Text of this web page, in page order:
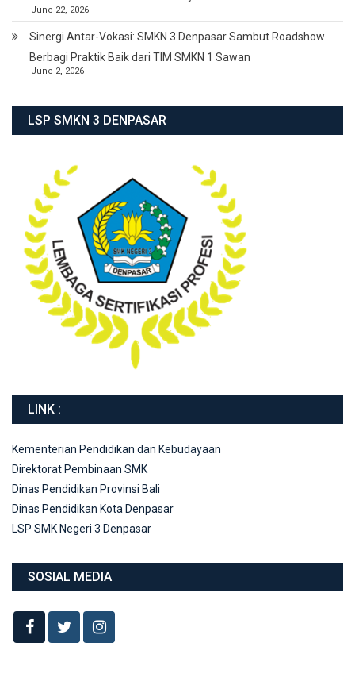
June 22, 2026
Sinergi Antar-Vokasi: SMKN 3 Denpasar Sambut Roadshow
Berbagi Praktik Baik dari TIM SMKN 1 Sawan
June 2, 2026
LSP SMKN 3 DENPASAR
LINK :
Kementerian Pendidikan dan Kebudayaan
Direktorat Pembinaan SMK
Dinas Pendidikan Provinsi Bali
Dinas Pendidikan Kota Denpasar
LSP SMK Negeri 3 Denpasar
SOSIAL MEDIA